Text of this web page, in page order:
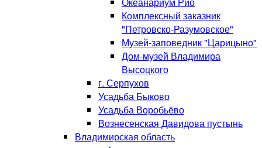
Комплексный заказник
"Петровско-Разумовское"
Музей-заповедник "Царицыно"
Дом-музей Владимира
Высоцкого
г. Серпухов
Усадьба Быково
Усадьба Воробьёво
Вознесенская Давидова пустынь
Владимирская область